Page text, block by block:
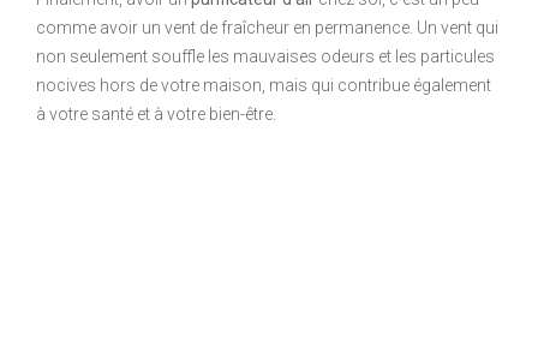
comme avoir un vent de fraîcheur en permanence. Un vent qui
non seulement souffle les mauvaises odeurs et les particules
nocives hors de votre maison, mais qui contribue également
à votre santé et à votre bien-être.